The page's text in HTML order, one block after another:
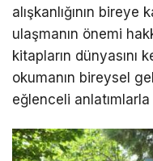
alışkanlığının bireye
ulaşmanın önemi
kitapların dünyasını
okumanın bireysel
eğlenceli